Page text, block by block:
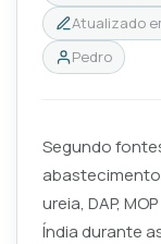
Atualizado
Pedro
Segundo
ureia, DAP,
Índia durante